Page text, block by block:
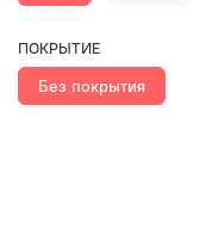
ПОКРЫТИЕ
Без покрытия